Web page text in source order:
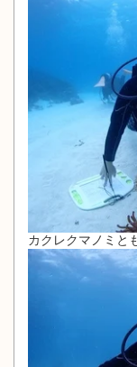
カクレクマノミと